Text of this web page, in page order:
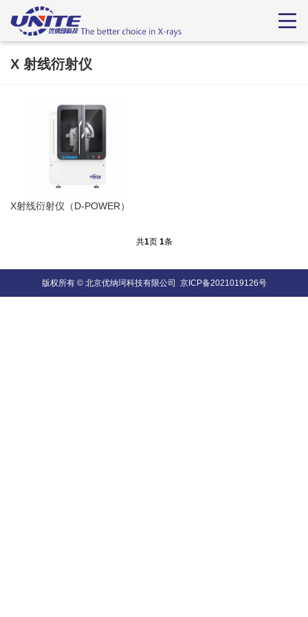
X 射线衍射仪
X射线衍射仪（D-POWER）
共1页 1条
版权所有 © 北京优纳珂科技有限公司 京ICP备2021019126号